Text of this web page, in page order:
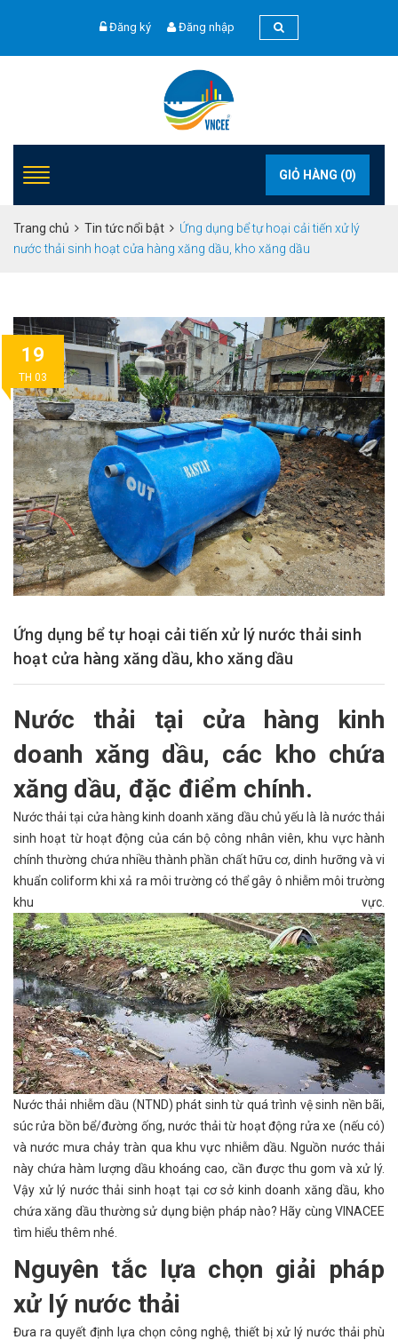
Đăng ký Đăng nhập
GIỎ HÀNG (0)
Trang chủ Tin tức nổi bật
Ứng dụng bể tự hoại cải tiến xử lý
nước thải sinh hoạt cửa hàng xăng dầu, kho xăng dầu
19
TH 03
Ứng dụng bể tự hoại cải tiến xử lý nước thải sinh
hoạt cửa hàng xăng dầu, kho xăng dầu
Nước thải tại cửa hàng kinh
doanh xăng dầu, các kho chứa
xăng dầu, đặc điểm chính.
Nước thải tại cửa hàng kinh doanh xăng dầu chủ yếu là là nước thải
sinh hoạt từ hoạt động của cán bộ công nhân viên, khu vực hành
chính thường chứa nhiều thành phần chất hữu cơ, dinh hưỡng và vi
khuẩn coliform khi xả ra môi trường có thể gây ô nhiễm môi trường
khu vực.
Nước thải nhiễm dầu (NTND) phát sinh từ quá trình vệ sinh nền bãi,
súc rửa bồn bể/đường ống, nước thải từ hoạt động rửa xe (nếu có)
và nước mưa chảy tràn qua khu vực nhiễm dầu. Nguồn nước thải
này chứa hàm lượng dầu khoáng cao, cần được thu gom và xử lý.
Vậy xử lý nước thải sinh hoạt tại cơ sở kinh doanh xăng dầu, kho
chứa xăng dầu thường sử dụng biện pháp nào? Hãy cùng VINACEE
tìm hiểu thêm nhé.
Nguyên tắc lựa chọn giải pháp
xử lý nước thải
Đưa ra quyết định lựa chọn công nghệ, thiết bị xử lý nước thải phù